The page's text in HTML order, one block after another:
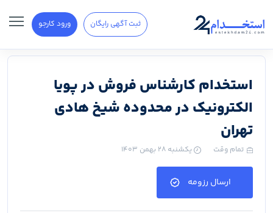
ثبت آگهی رایگان ورود کارجو
استخدام کارشناس فروش در پویا
الکترونیک در محدوده شیخ هادی
تهران
تمام وقت یکشنبه ۲۸ بهمن ۱۴۰۳
ارسال رزومه